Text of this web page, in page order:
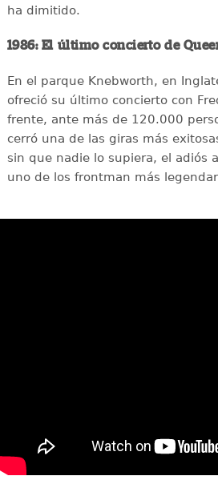
ha dimitido.
1986: El último concierto de
En el parque Knebworth, en
ofreció su último concierto con
frente, ante más de 120.000
cerró una de las giras más
sin que nadie lo supiera, el adiós
uno de los frontman más